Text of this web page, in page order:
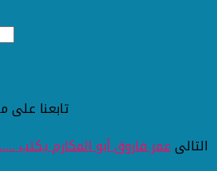
تابعنا على
التالىعمر فاروق أبو المكارم يكتب